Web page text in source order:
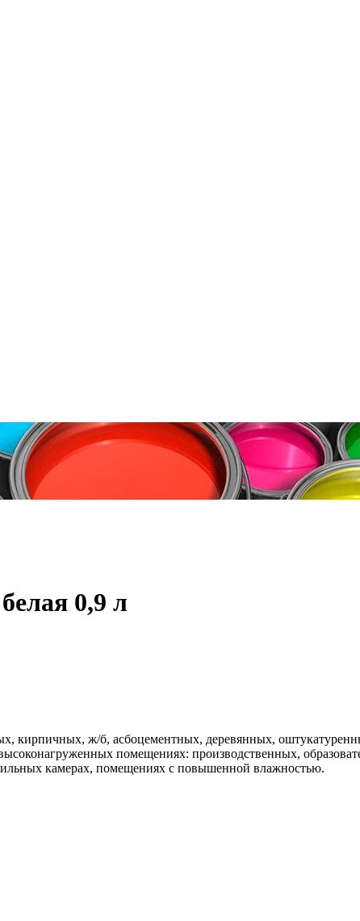
0,9 л
кирпичных, ж/б, асбоцементных, деревянных,
помещениях: производственных,
камерах, помещениях с повышенной влажностью.